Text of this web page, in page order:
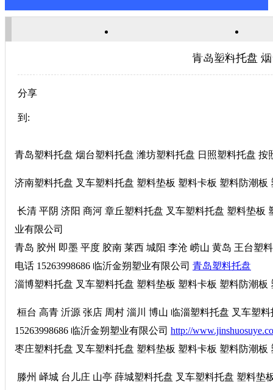
关于新浦京澳官网游戏
青岛塑料托盘
分享
到:
青岛塑料托盘 烟台塑料托盘 潍坊塑料托盘 日照塑料托盘 按
济南塑料托盘 叉车塑料托盘 塑料垫板 塑料卡板 塑料防潮
长清 平阴 济阳 商河 章丘塑料托盘 叉车塑料托盘 塑料垫板
业有限公司
青岛 胶州 即墨 平度 胶南 莱西 城阳 李沧 崂山 黄岛 王台塑
电话 15263998686 临沂金朔塑业有限公司 青岛塑料托盘
淄博塑料托盘 叉车塑料托盘 塑料垫板 塑料卡板 塑料防潮
桓台 高青 沂源 张店 周村 淄川 博山 临淄塑料托盘 叉车塑
15263998686 临沂金朔塑业有限公司 http://
枣庄塑料托盘 叉车塑料托盘 塑料垫板 塑料卡板 塑料防潮
滕州 峄城 台儿庄 山亭 薛城塑料托盘 叉车塑料托盘 塑料垫